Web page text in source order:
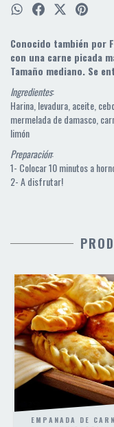
Conocido también por
con una carne picada
Tamaño mediano. Se
Ingredientes:
Harina, levadura, aceite,
mermelada de damasco,
limón
Preparación:
1- Colocar 10 minutos a
2- A disfrutar!
EMPANADA DE